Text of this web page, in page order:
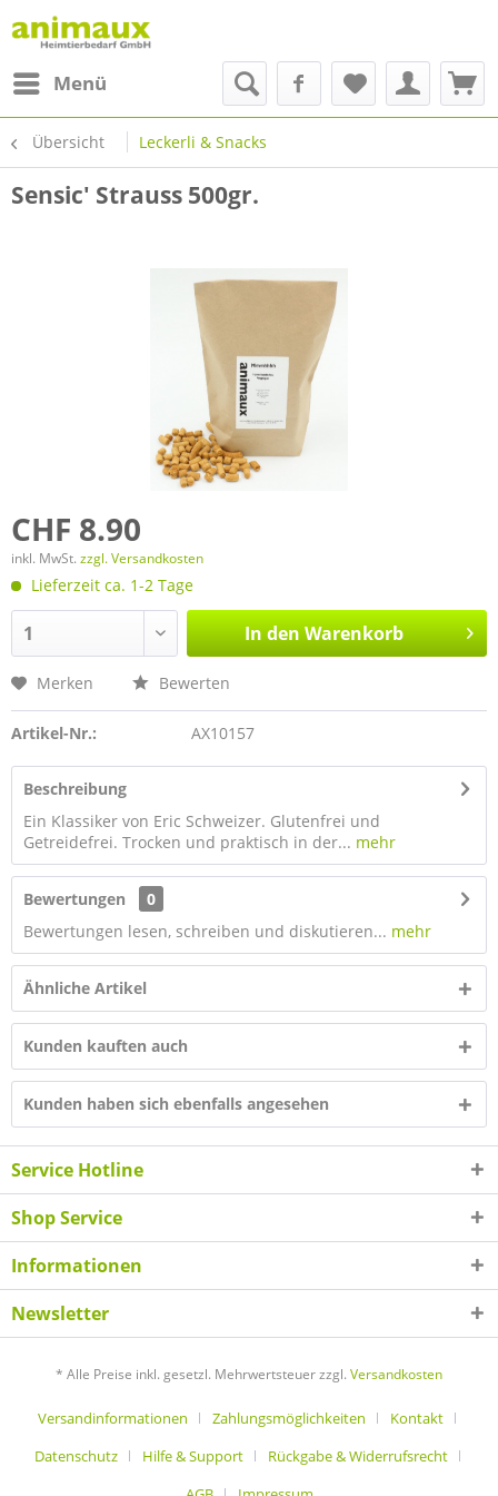
Menü
Übersicht Leckerli & Snacks
Sensic' Strauss 500gr.
CHF 8.90
inkl. MwSt. zzgl. Versandkosten
Lieferzeit ca. 1-2 Tage
In den Warenkorb
Merken Bewerten
Artikel-Nr.: AX10157
Beschreibung
Ein Klassiker von Eric Schweizer. Glutenfrei und
Getreidefrei. Trocken und praktisch in der... mehr
Bewertungen
0
Bewertungen lesen, schreiben und diskutieren... mehr
Ähnliche Artikel
Kunden kauften auch
Kunden haben sich ebenfalls angesehen
Service Hotline
Shop Service
Informationen
Newsletter
* Alle Preise inkl. gesetzl. Mehrwertsteuer zzgl. Versandkosten
Versandinformationen Zahlungsmöglichkeiten
Kontakt
Datenschutz
Hilfe & Support
Rückgabe & Widerrufsrecht